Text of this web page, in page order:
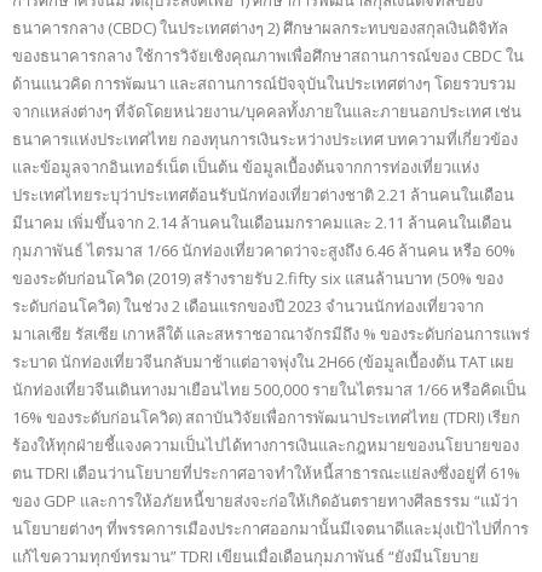
ธนาคารกลาง (CBDC) ในประเทศต่างๆ 2) ศึกษาผลกระทบของสกุลเงินดิจิทัล
ของธนาคารกลาง ใช้การวิจัยเชิงคุณภาพเพื่อศึกษาสถานการณ์ของ CBDC ใน
ด้านแนวคิด การพัฒนา และสถานการณ์ปัจจุบันในประเทศต่างๆ โดยรวบรวม
จากแหล่งต่างๆ ที่จัดโดยหน่วยงาน/บุคคลทั้งภายในและภายนอกประเทศ เช่น
ธนาคารแห่งประเทศไทย กองทุนการเงินระหว่างประเทศ บทความที่เกี่ยวข้อง
และข้อมูลจากอินเทอร์เน็ต เป็นต้น ข้อมูลเบื้องต้นจากการท่องเที่ยวแห่ง
ประเทศไทยระบุว่าประเทศต้อนรับนักท่องเที่ยวต่างชาติ 2.21 ล้านคนในเดือน
มีนาคม เพิ่มขึ้นจาก 2.14 ล้านคนในเดือนมกราคมและ 2.11 ล้านคนในเดือน
กุมภาพันธ์ ไตรมาส 1/66 นักท่องเที่ยวคาดว่าจะสูงถึง 6.46 ล้านคน หรือ 60%
ของระดับก่อนโควิด (2019) สร้างรายรับ 2.fifty six แสนล้านบาท (50% ของ
ระดับก่อนโควิด) ในช่วง 2 เดือนแรกของปี 2023 จำนวนนักท่องเที่ยวจาก
มาเลเซีย รัสเซีย เกาหลีใต้ และสหราชอาณาจักรมีถึง % ของระดับก่อนการแพร่
ระบาด นักท่องเที่ยวจีนกลับมาช้าแต่อาจพุ่งใน 2H66 (ข้อมูลเบื้องต้น TAT เผย
นักท่องเที่ยวจีนเดินทางมาเยือนไทย 500,000 รายในไตรมาส 1/66 หรือคิดเป็น
16% ของระดับก่อนโควิด) สถาบันวิจัยเพื่อการพัฒนาประเทศไทย (TDRI) เรียก
ร้องให้ทุกฝ่ายชี้แจงความเป็นไปได้ทางการเงินและกฎหมายของนโยบายของ
ตน TDRI เตือนว่านโยบายที่ประกาศอาจทำให้หนี้สาธารณะแย่ลงซึ่งอยู่ที่ 61%
ของ GDP และการให้อภัยหนี้ขายส่งจะก่อให้เกิดอันตรายทางศีลธรรม “แม้ว่า
นโยบายต่างๆ ที่พรรคการเมืองประกาศออกมานั้นมีเจตนาดีและมุ่งเป้าไปที่การ
แก้ไขความทุกข์ทรมาน” TDRI เขียนเมื่อเดือนกุมภาพันธ์ “ยังมีนโยบาย